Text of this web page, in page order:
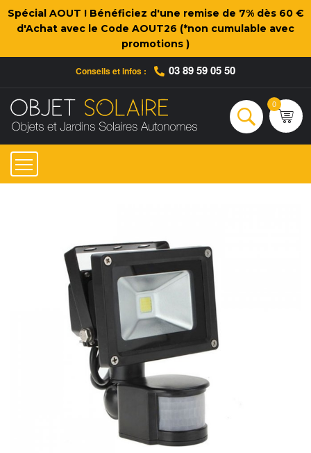
Spécial AOUT ! Bénéficiez d'une remise de 7% dès 60 €
d'Achat avec le Code AOUT26 (*non cumulable avec
promotions )
Conseils et infos : 03 89 59 05 50
Rechercher
0